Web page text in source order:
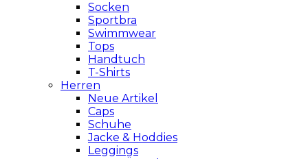
Socken
Sportbra
Swimmwear
Tops
Handtuch
T-Shirts
Herren
Neue Artikel
Caps
Schuhe
Jacke & Hoddies
Leggings